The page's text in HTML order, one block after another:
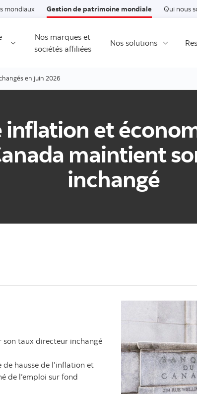
Passer au contenu
mondiaux Gestion de patrimoine mondiale Qui nous
Nos marques et
sociétés affiliées
Nos solutions
en juin 2026
et
maintient
inchangé
son taux directeur inchangé
hausse de l’inflation et
de l’emploi sur fond